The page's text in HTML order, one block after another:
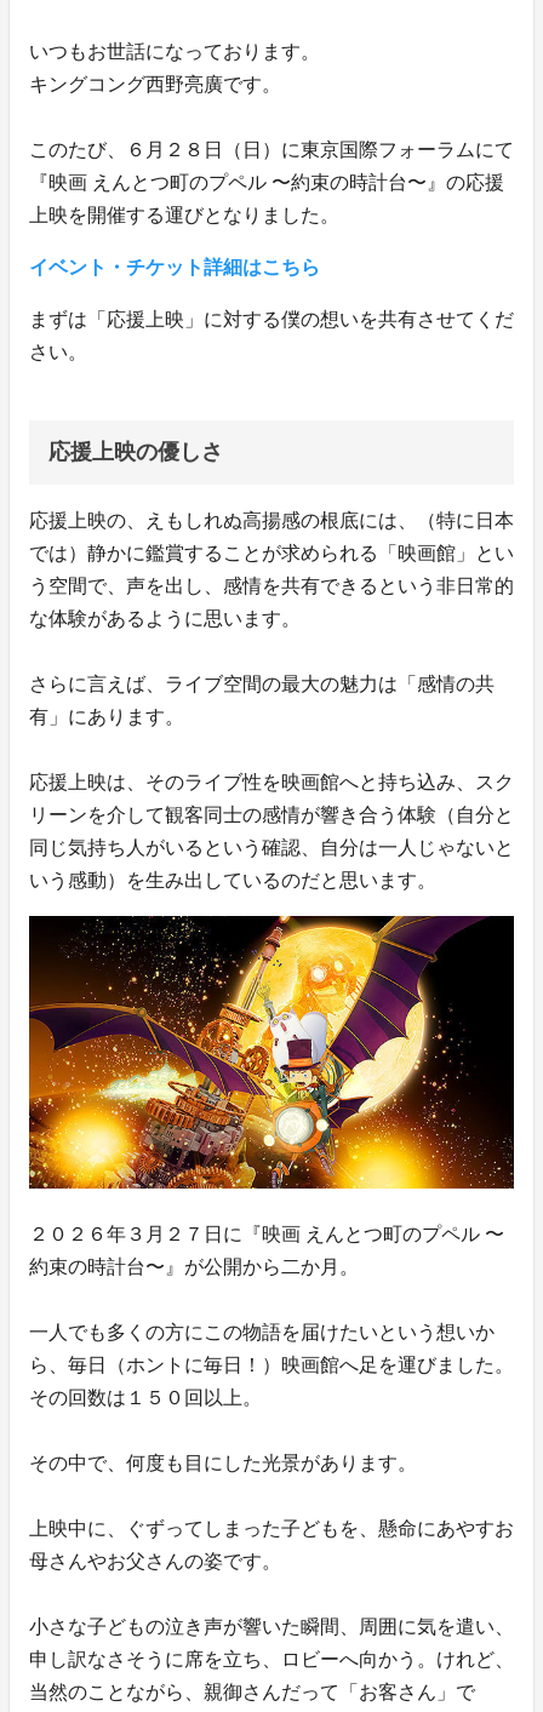
いつもお世話になっております。
キングコング西野亮廣です。
このたび、６月２８日（日）に東京国際フォーラムにて
『映画 えんとつ町のプペル 〜約束の時計台〜』の応援
上映を開催する運びとなりました。
イベント・チケット詳細はこちら
まずは「応援上映」に対する僕の想いを共有させてくだ
さい。
応援上映の優しさ
応援上映の、えもしれぬ高揚感の根底には、（特に日本
では）静かに鑑賞することが求められる「映画館」とい
う空間で、声を出し、感情を共有できるという非日常的
な体験があるように思います。
さらに言えば、ライブ空間の最大の魅力は「感情の共
有」にあります。
応援上映は、そのライブ性を映画館へと持ち込み、スク
リーンを介して観客同士の感情が響き合う体験（自分と
同じ気持ち人がいるという確認、自分は一人じゃないと
いう感動）を生み出しているのだと思います。
２０２６年３月２７日に『映画 えんとつ町のプペル 〜
約束の時計台〜』が公開から二か月。
一人でも多くの方にこの物語を届けたいという想いか
ら、毎日（ホントに毎日！）映画館へ足を運びました。
その回数は１５０回以上。
その中で、何度も目にした光景があります。
上映中に、ぐずってしまった子どもを、懸命にあやすお
母さんやお父さんの姿です。
小さな子どもの泣き声が響いた瞬間、周囲に気を遣い、
申し訳なさそうに席を立ち、ロビーへ向かう。けれど、
当然のことながら、親御さんだって「お客さん」で